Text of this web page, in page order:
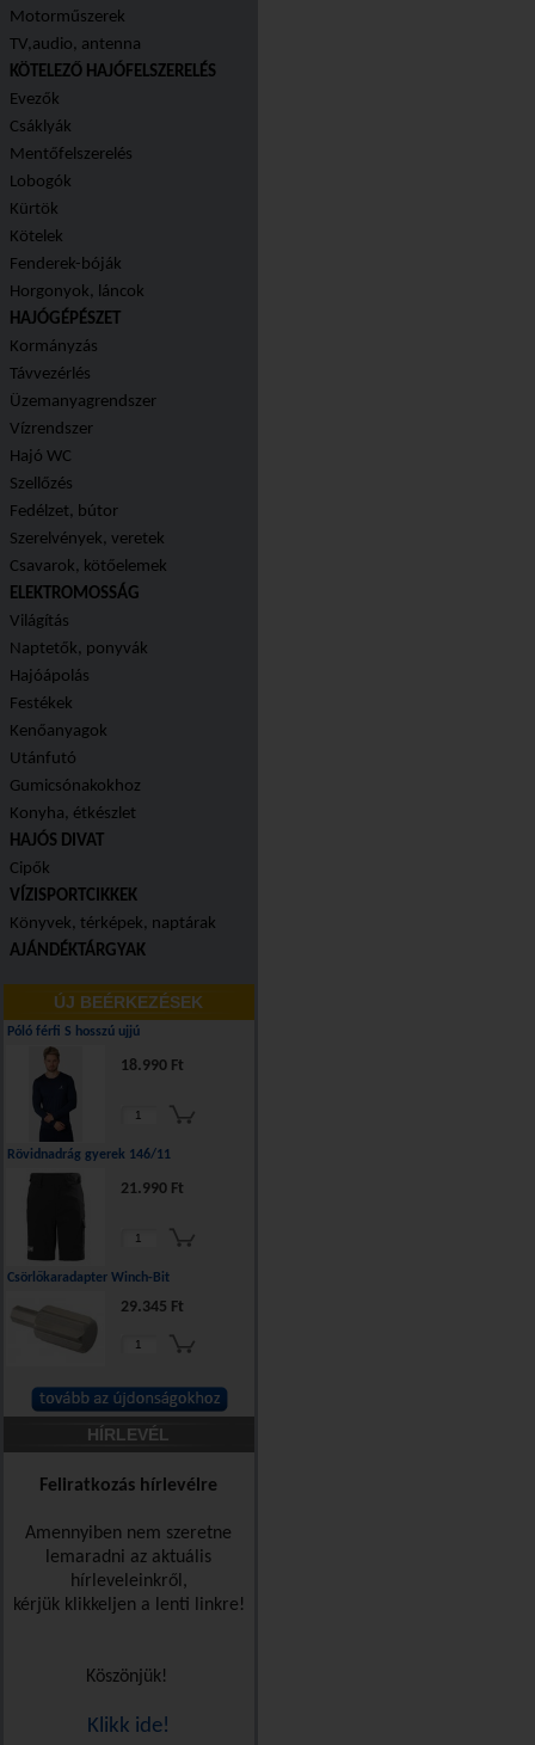
Motorműszerek
TV,audio, antenna
KÖTELEZŐ HAJÓFELSZERELÉS
Evezők
Csáklyák
Mentőfelszerelés
Lobogók
Kürtök
Kötelek
Fenderek-bóják
Horgonyok, láncok
HAJÓGÉPÉSZET
Kormányzás
Távvezérlés
Üzemanyagrendszer
Vízrendszer
Hajó WC
Szellőzés
Fedélzet, bútor
Szerelvények, veretek
Csavarok, kötőelemek
ELEKTROMOSSÁG
Világítás
Naptetők, ponyvák
Hajóápolás
Festékek
Kenőanyagok
Utánfutó
Gumicsónakokhoz
Konyha, étkészlet
HAJÓS DIVAT
Cipők
VÍZISPORTCIKKEK
Könyvek, térképek, naptárak
AJÁNDÉKTÁRGYAK
ÚJ BEÉRKEZÉSEK
Póló férfi S hosszú ujjú
18.990 Ft
Rövidnadrág gyerek 146/11
21.990 Ft
Csörlőkaradapter Winch-Bit
29.345 Ft
HÍRLEVÉL
Feliratkozás hírlevélre
Amennyiben nem szeretne
lemaradni az aktuális
hírleveleinkről,
kérjük klikkeljen a lenti linkre!
Köszönjük!
Klikk ide!